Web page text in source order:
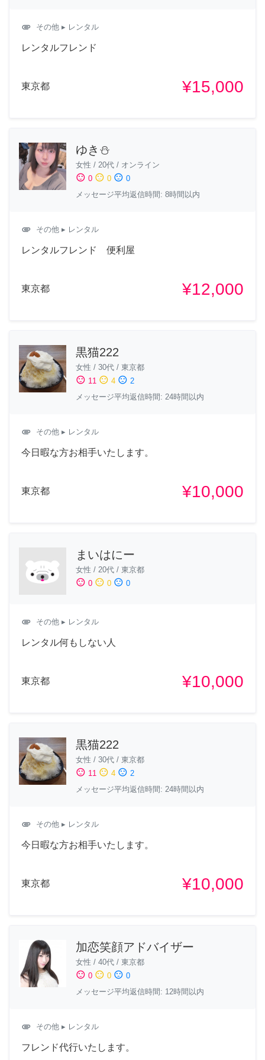
attachment その他 ▸ レンタル
レンタルフレンド
東京都 ¥15,000
ゆき⛄️
女性 / 20代 / オンライン
sentiment_satisfied 0 sentiment_neutral 0 sentiment_dissatisfied 0
メッセージ平均返信時間: 8時間以内
attachment その他 ▸ レンタル
レンタルフレンド 便利屋
東京都 ¥12,000
黒猫222
女性 / 30代 / 東京都
sentiment_satisfied 11 sentiment_neutral 4 sentiment_dissatisfied 2
メッセージ平均返信時間: 24時間以内
attachment その他 ▸ レンタル
今日暇な方お相手いたします。
東京都 ¥10,000
まいはにー
女性 / 20代 / 東京都
sentiment_satisfied 0 sentiment_neutral 0 sentiment_dissatisfied 0
attachment その他 ▸ レンタル
レンタル何もしない人
東京都 ¥10,000
黒猫222
女性 / 30代 / 東京都
sentiment_satisfied 11 sentiment_neutral 4 sentiment_dissatisfied 2
メッセージ平均返信時間: 24時間以内
attachment その他 ▸ レンタル
今日暇な方お相手いたします。
東京都 ¥10,000
加恋笑顔アドバイザー
女性 / 40代 / 東京都
sentiment_satisfied 0 sentiment_neutral 0 sentiment_dissatisfied 0
メッセージ平均返信時間: 12時間以内
attachment その他 ▸ レンタル
フレンド代行いたします。